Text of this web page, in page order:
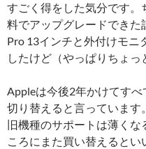
すごく得をした気分です
料でアップグレードでき
Pro 13インチと外付けモニ
したけど（やっぱりちょっ
Appleは今後2年かけてす
切り替えると言っていま
旧機種のサポートは薄く
ころにまた買い替えると